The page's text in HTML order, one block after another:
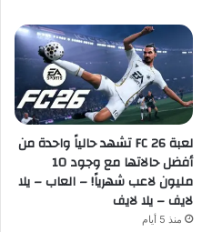
لعبة FC 26 تشهد حالياً واحدة من
أفضل حالاتها مع وجود 10
مليون لاعب شهرياً! – العاب – يلا
لايف – يلا لايف
منذ 5 أيام